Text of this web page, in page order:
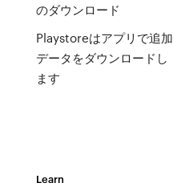
のダウンロード
Playstoreはアプリで追加
データをダウンロードし
ます
Learn